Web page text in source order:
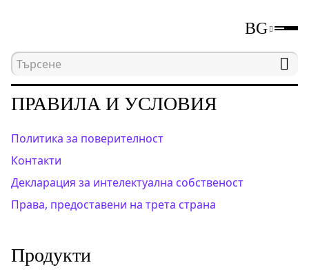
BG
Начална страница
ПРАВИЛА И УСЛОВИЯ
Политика за поверителност
Контакти
Декларация за интелектуална собственост
Права, предоставени на трета страна
Продукти